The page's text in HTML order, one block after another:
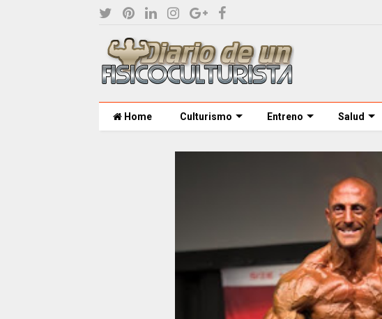
Home Culturismo Entreno Salud